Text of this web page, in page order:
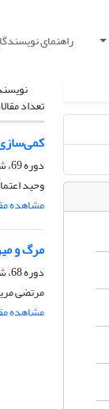
راهنمای
تعداد
دوره 69، شماره 4، زمستان 1395، صفحه
وحید
مشاهده
مرگ و
دوره 68، شماره 4، زمستان 1394، صفحه
مرتضی
مشاهده